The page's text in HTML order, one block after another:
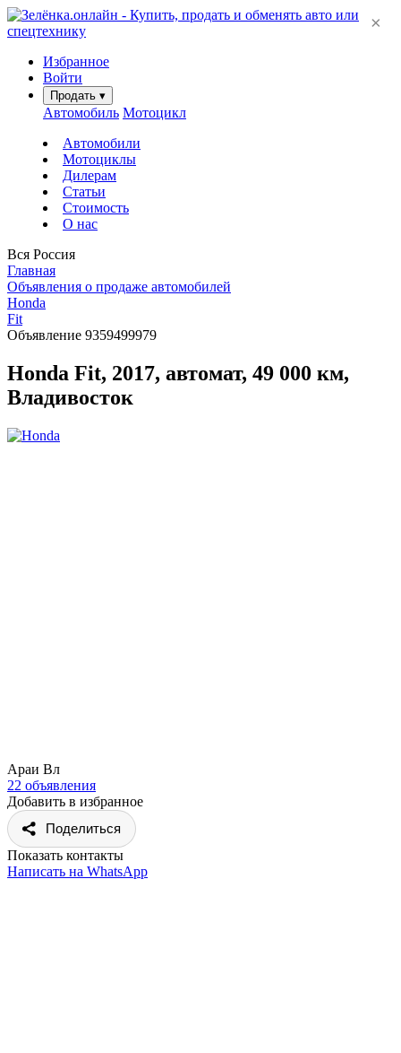
Избранное
Войти
Продать ▾
Автомобиль Мотоцикл
Автомобили
Мотоциклы
Дилерам
Статьи
Стоимость
О нас
Вся Россия
Главная
Объявления о продаже автомобилей
Honda
Fit
Объявление 9359499979
Honda Fit, 2017, автомат, 49 000 км,
Владивосток
Араи Вл
22 объявления
Добавить в избранное
Поделиться
Показать контакты
Написать на WhatsApp
×